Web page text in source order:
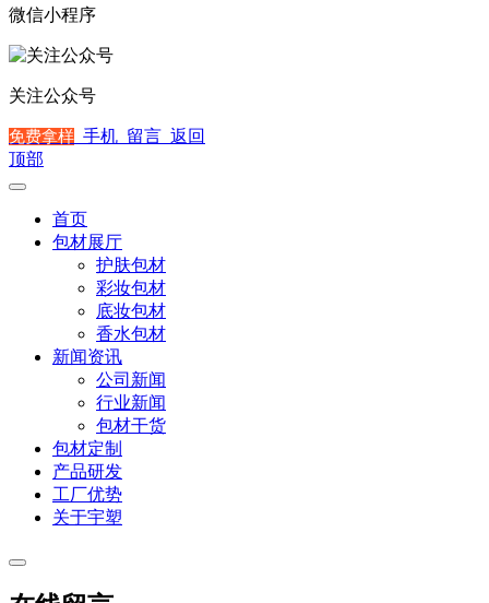
微信小程序
关注公众号
免费拿样 手机 留言 返回
顶部
首页
包材展厅
护肤包材
彩妆包材
底妆包材
香水包材
新闻资讯
公司新闻
行业新闻
包材干货
包材定制
产品研发
工厂优势
关于宇塑